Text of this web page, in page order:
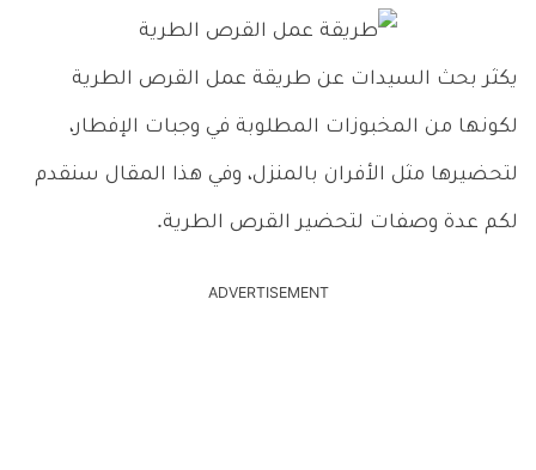
يكثر بحث السيدات عن طريقة عمل القرص الطرية
لكونها من المخبوزات المطلوبة في وجبات الإفطار،
لتحضيرها مثل الأفران بالمنزل، وفي هذا المقال سنقدم
لكم عدة وصفات لتحضير القرص الطرية.
ADVERTISEMENT